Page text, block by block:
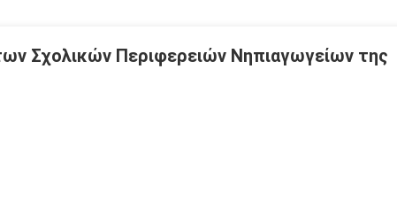
Σχολικών Περιφερειών Νηπιαγωγείων της